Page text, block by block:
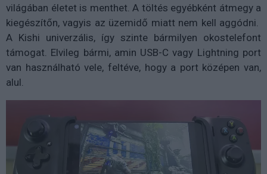
világában életet is menthet. A töltés egyébként átmegy a
kiegészítőn, vagyis az üzemidő miatt nem kell aggódni.
A Kishi univerzális, így szinte bármilyen okostelefont
támogat. Elvileg bármi, amin USB-C vagy Lightning port
van használható vele, feltéve, hogy a port középen van,
alul.